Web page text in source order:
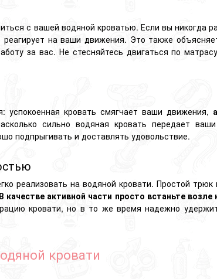
с вашей водяной кроватью. Если вы никогда
на ваши движения. Это также
за вас. Не стесняйтесь двигаться по
кровать смягчает ваши движения,
сильно водяная кровать передает
подпрыгивать и доставлять удовольствие.
реализовать на водяной кровати. Простой
В качестве активной части просто встаньте возле
кровати, но в то же время надежно
кровати